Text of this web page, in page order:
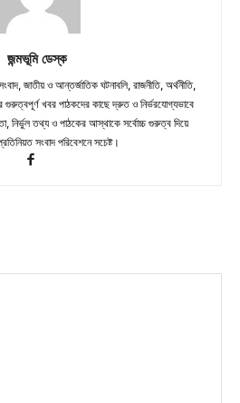
জন্মভূমি ডেস্ক
জাতীয় ও আন্তর্জাতিক ঘটনাবলি, রাজনীতি, অর্থনীতি,
গুরুত্বপূর্ণ খবর পাঠকদের কাছে দ্রুত ও নির্ভরযোগ্যভাবে
নির্ভুল তথ্য ও পাঠকের আস্থাকে সর্বোচ্চ গুরুত্ব দিয়ে
সংবাদ পরিবেশনে সচেষ্ট।